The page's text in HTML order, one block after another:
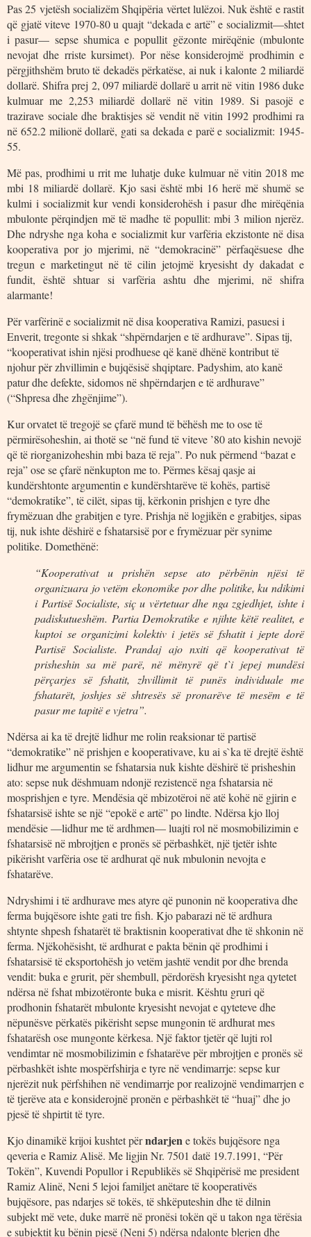
Pas 25 vjetësh socializëm Shqipëria vërtet lulëzoi. Nuk është e rastit
që gjatë viteve 1970-80 u quajt “dekada e artë” e socializmit—shtet
i pasur— sepse shumica e popullit gëzonte mirëqënie (mbulonte
nevojat dhe rriste kursimet). Por nëse konsiderojmë prodhimin e
përgjithshëm bruto të dekadës përkatëse, ai nuk i kalonte 2 miliardë
dollarë. Shifra prej 2, 097 miliardë dollarë u arrit në vitin 1986 duke
kulmuar me 2,253 miliardë dollarë në vitin 1989. Si pasojë e
trazirave sociale dhe braktisjes së vendit në vitin 1992 prodhimi ra
në 652.2 milionë dollarë, gati sa dekada e parë e socializmit: 1945-
55.
Më pas, prodhimi u rrit me luhatje duke kulmuar në vitin 2018 me
mbi 18 miliardë dollarë. Kjo sasi është mbi 16 herë më shumë se
kulmi i socializmit kur vendi konsiderohësh i pasur dhe mirëqënia
mbulonte përqindjen më të madhe të popullit: mbi 3 milion njerëz.
Dhe ndryshe nga koha e socializmit kur varfëria ekzistonte në disa
kooperativa por jo mjerimi, në “demokracinë” përfaqësuese dhe
tregun e marketingut në të cilin jetojmë kryesisht dy dakadat e
fundit, është shtuar si varfëria ashtu dhe mjerimi, në shifra
alarmante!
Për varfërinë e socializmit në disa kooperativa Ramizi, pasuesi i
Enverit, tregonte si shkak “shpërndarjen e të ardhurave”. Sipas tij,
“kooperativat ishin njësi prodhuese që kanë dhënë kontribut të
njohur për zhvillimin e bujqësisë shqiptare. Padyshim, ato kanë
patur dhe defekte, sidomos në shpërndarjen e të ardhurave”
(“Shpresa dhe zhgënjime”).
Kur orvatet të tregojë se çfarë mund të bëhësh me to ose të
përmirësoheshin, ai thotë se “në fund të viteve ’80 ato kishin nevojë
që të riorganizoheshin mbi baza të reja”. Po nuk përmend “bazat e
reja” ose se çfarë nënkupton me to. Përmes kësaj qasje ai
kundërshtonte argumentin e kundërshtarëve të kohës, partisë
“demokratike”, të cilët, sipas tij, kërkonin prishjen e tyre dhe
frymëzuan dhe grabitjen e tyre. Prishja në logjikën e grabitjes, sipas
tij, nuk ishte dëshirë e fshatarsisë por e frymëzuar për synime
politike. Domethënë:
“Kooperativat u prishën sepse ato përbënin njësi të
organizuara jo vetëm ekonomike por dhe politike, ku ndikimi
i Partisë Socialiste, siç u vërtetuar dhe nga zgjedhjet, ishte i
padiskutueshëm. Partia Demokratike e njihte këtë realitet, e
kuptoi se organizimi kolektiv i jetës së fshatit i jepte dorë
Partisë Socialiste. Prandaj ajo nxiti që kooperativat të
prisheshin sa më parë, në mënyrë që t`i jepej mundësi
përçarjes së fshatit, zhvillimit të punës individuale me
fshatarët, joshjes së shtresës së pronarëve të mesëm e të
pasur me tapitë e vjetra”.
Ndërsa ai ka të drejtë lidhur me rolin reaksionar të partisë
“demokratike” në prishjen e kooperativave, ku ai s`ka të drejtë është
lidhur me argumentin se fshatarsia nuk kishte dëshirë të prisheshin
ato: sepse nuk dëshmuam ndonjë rezistencë nga fshatarsia në
mosprishjen e tyre. Mendësia që mbizotëroi në atë kohë në gjirin e
fshatarsisë ishte se një “epokë e artë” po lindte. Ndërsa kjo lloj
mendësie —lidhur me të ardhmen— luajti rol në mosmobilizimin e
fshatarsisë në mbrojtjen e pronës së përbashkët, një tjetër ishte
pikërisht varfëria ose të ardhurat që nuk mbulonin nevojta e
fshatarëve.
Ndryshimi i të ardhurave mes atyre që punonin në kooperativa dhe
ferma bujqësore ishte gati tre fish. Kjo pabarazi në të ardhura
shtynte shpesh fshatarët të braktisnin kooperativat dhe të shkonin në
ferma. Njëkohësisht, të ardhurat e pakta bënin që prodhimi i
fshatarsisë të eksportohësh jo vetëm jashtë vendit por dhe brenda
vendit: buka e grurit, për shembull, përdorësh kryesisht nga qytetet
ndërsa në fshat mbizotëronte buka e misrit. Kështu gruri që
prodhonin fshatarët mbulonte kryesisht nevojat e qyteteve dhe
nëpunësve përkatës pikërisht sepse mungonin të ardhurat mes
fshatarësh ose mungonte kërkesa. Një faktor tjetër që lujti rol
vendimtar në mosmobilizimin e fshatarëve për mbrojtjen e pronës së
përbashkët ishte mospërfshirja e tyre në vendimarrje: sepse kur
njerëzit nuk përfshihen në vendimarrje por realizojnë vendimarrjen e
të tjerëve ata e konsiderojnë pronën e përbashkët të “huaj” dhe jo
pjesë të shpirtit të tyre.
Kjo dinamikë krijoi kushtet përndarjene tokës bujqësore nga
qeveria e Ramiz Alisë. Me ligjin Nr. 7501 datë 19.7.1991, “Për
Tokën”, Kuvendi Popullor i Republikës së Shqipërisë me president
Ramiz Alinë, Neni 5 lejoi familjet anëtare të kooperativës
bujqësore, pas ndarjes së tokës, të shkëputeshin dhe të dilnin
subjekt më vete, duke marrë në pronësi tokën që u takon nga tërësia
e subjektit ku bënin pjesë (Neni 5) ndërsa ndalonte blerjen dhe